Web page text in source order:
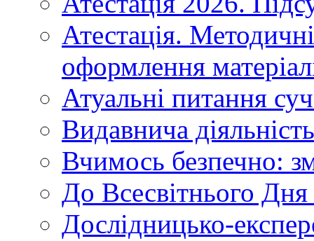
Атестація.
оформлення
Атуальні питання
Видавнича діяльність
Вчимось безпечно:
До Всесвітнього Дня
Дослідницько-